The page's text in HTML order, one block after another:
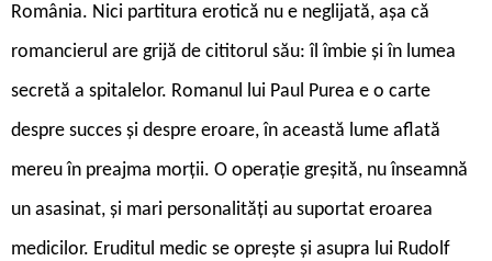
România. Nici partitura erotică nu e neglijată, așa că
romancierul are grijă de cititorul său: îl îmbie și în lumea
secretă a spitalelor. Romanul lui Paul Purea e o carte
despre succes și despre eroare, în această lume aflată
mereu în preajma morții. O operație greșită, nu înseamnă
un asasinat, și mari personalități au suportat eroarea
medicilor. Eruditul medic se oprește și asupra lui Rudolf